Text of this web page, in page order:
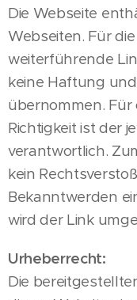
Die Webseite
Webseiten. Für
weiterführende
keine Haftung
übernommen.
Richtigkeit ist der
verantwortlich.
kein
Bekanntwerden
wird der Link
Urheberrecht:
Die